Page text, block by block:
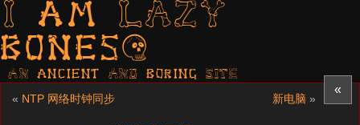
I am LAZY
bones?
AN ancient AND boring SITE
«
« NTP 网络时钟同步 新电脑 »